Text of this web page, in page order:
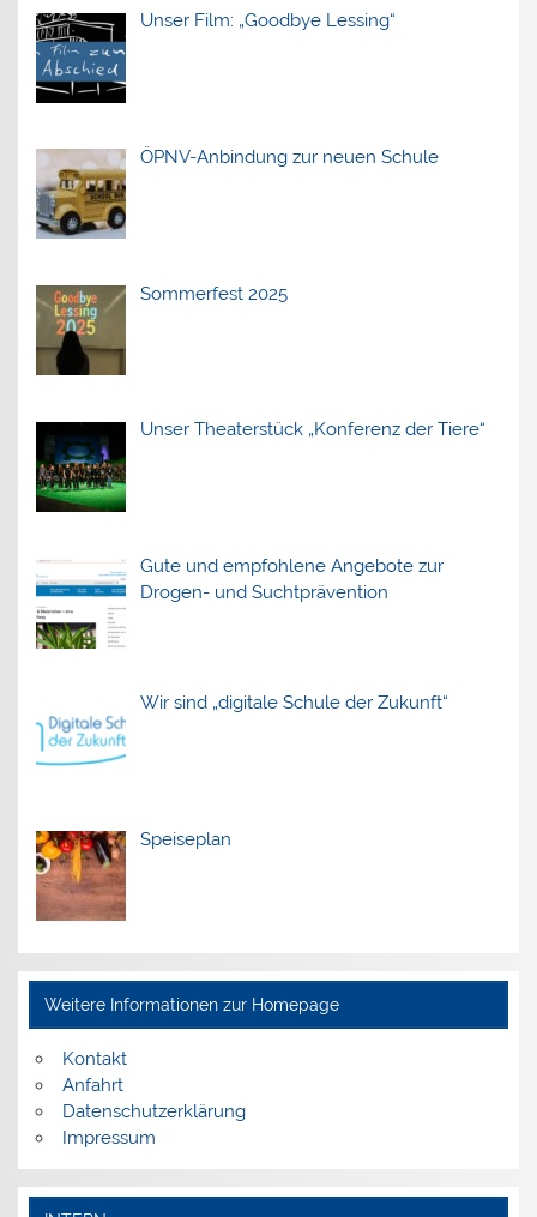
Unser Film: „Goodbye Lessing“
ÖPNV-Anbindung zur neuen Schule
Sommerfest 2025
Unser Theaterstück „Konferenz der Tiere“
Gute und empfohlene Angebote zur
Drogen- und Suchtprävention
Wir sind „digitale Schule der Zukunft“
Speiseplan
Weitere Informationen zur Homepage
Kontakt
Anfahrt
Datenschutzerklärung
Impressum